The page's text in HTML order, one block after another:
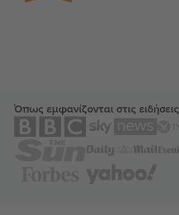
Όπως εμφανίζονται στις ειδήσεις